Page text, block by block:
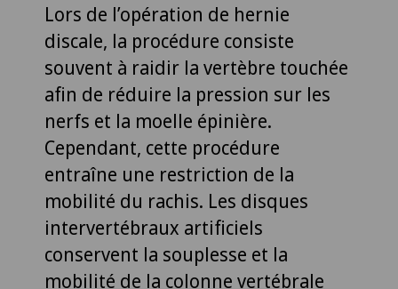
Lors de l’opération de hernie
discale, la procédure consiste
souvent à raidir la vertèbre touchée
afin de réduire la pression sur les
nerfs et la moelle épinière.
Cependant, cette procédure
entraîne une restriction de la
mobilité du rachis. Les disques
intervertébraux artificiels
conservent la souplesse et la
mobilité de la colonne vertébrale